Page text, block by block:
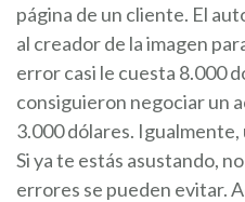
página de un cliente. El
al creador de la imagen
error casi le cuesta 8.000
consiguieron negociar un
3.000 dólares. Igualmente,
Si ya te estás asustando,
errores se pueden evitar.